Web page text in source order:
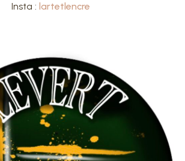
Insta : lartetlencre